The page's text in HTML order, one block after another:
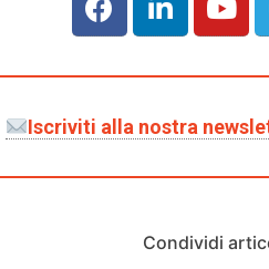
Iscriviti alla nostra
Condividi